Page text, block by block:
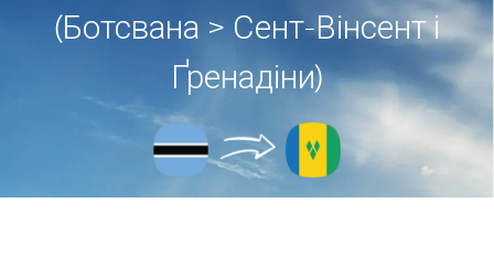
(Ботсвана > Сент-Вінсент і
Ґренадіни)